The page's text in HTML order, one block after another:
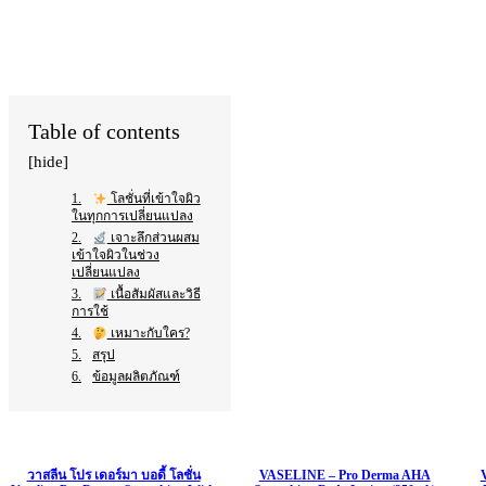
Table of contents
[hide]
โลชั่นที่เข้าใจผิว
ในทุกการเปลี่ยนแปลง
เจาะลึกส่วนผสม
เข้าใจผิวในช่วง
เปลี่ยนแปลง
เนื้อสัมผัสและวิธี
การใช้
เหมาะกับใคร?
สรุป
ข้อมูลผลิตภัณฑ์
วาสลีน โปร เดอร์มา บอดี้ โลชั่น
VASELINE – Pro Derma AHA